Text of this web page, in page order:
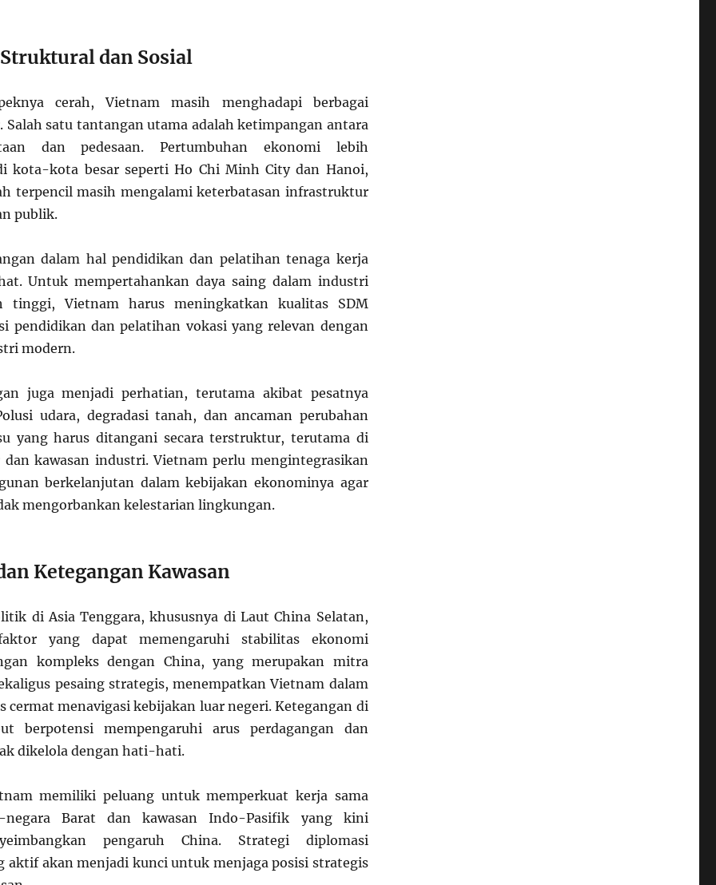
dan Sosial
cerah, Vietnam masih menghadapi berbagai
Salah satu tantangan utama adalah ketimpangan antara
dan pedesaan. Pertumbuhan ekonomi lebih
kota-kota besar seperti Ho Chi Minh City dan Hanoi,
terpencil masih mengalami keterbatasan infrastruktur
publik.
dalam hal pendidikan dan pelatihan tenaga kerja
Untuk mempertahankan daya saing dalam industri
tinggi, Vietnam harus meningkatkan kualitas SDM
pendidikan dan pelatihan vokasi yang relevan dengan
modern.
juga menjadi perhatian, terutama akibat pesatnya
udara, degradasi tanah, dan ancaman perubahan
yang harus ditangani secara terstruktur, terutama di
kawasan industri. Vietnam perlu mengintegrasikan
berkelanjutan dalam kebijakan ekonominya agar
mengorbankan kelestarian lingkungan.
Ketegangan Kawasan
di Asia Tenggara, khususnya di Laut China Selatan,
yang dapat memengaruhi stabilitas ekonomi
kompleks dengan China, yang merupakan mitra
pesaing strategis, menempatkan Vietnam dalam
cermat menavigasi kebijakan luar negeri. Ketegangan di
berpotensi mempengaruhi arus perdagangan dan
dikelola dengan hati-hati.
memiliki peluang untuk memperkuat kerja sama
negara Barat dan kawasan Indo-Pasifik yang kini
pengaruh China. Strategi diplomasi
aktif akan menjadi kunci untuk menjaga posisi strategis